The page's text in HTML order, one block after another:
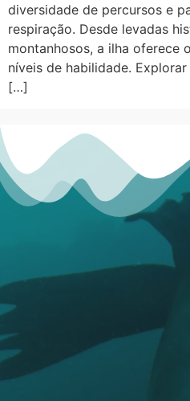
diversidade de percursos e
respiração. Desde levadas
montanhosos, a ilha oferece
níveis de habilidade.
[…]